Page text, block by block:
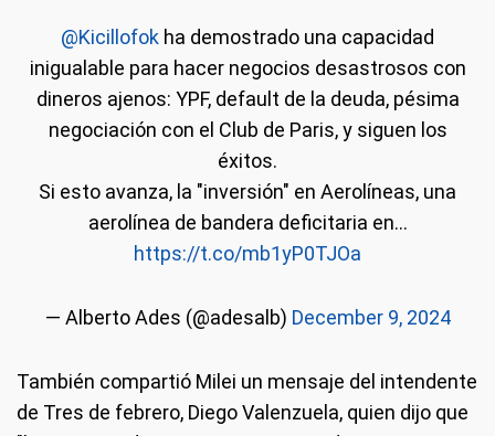
@Kicillofok ha demostrado una capacidad
inigualable para hacer negocios desastrosos con
dineros ajenos: YPF, default de la deuda, pésima
negociación con el Club de Paris, y siguen los
éxitos.
Si esto avanza, la "inversión" en Aerolíneas, una
aerolínea de bandera deficitaria en…
https://t.co/mb1yP0TJOa
— Alberto Ades (@adesalb) December 9, 2024
También compartió Milei un mensaje del intendente
de Tres de febrero, Diego Valenzuela, quien dijo que